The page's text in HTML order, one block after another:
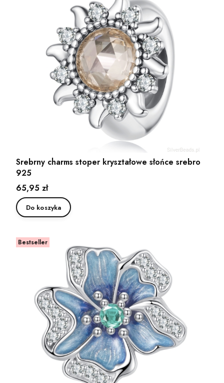
Srebrny charms stoper kryształowe słońce srebro
925
Cena
65,95 zł
Do koszyka
Bestseller